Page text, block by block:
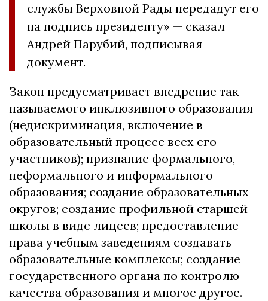
службы Верховной Рады передадут его
на подпись президенту» — сказал
Андрей Парубий, подписывая
документ.
Закон предусматривает внедрение так
называемого инклюзивного образования
(недискриминация, включение в
образовательный процесс всех его
участников); признание формального,
неформального и информального
образования; создание образовательных
округов; создание профильной старшей
школы в виде лицеев; предоставление
права учебным заведениям создавать
образовательные комплексы; создание
государственного органа по контролю
качества образования и многое другое.